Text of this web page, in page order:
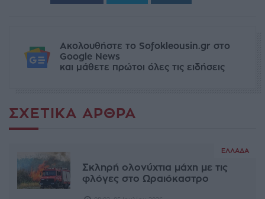
Ακολουθήστε το Sofokleousin.gr στο
Google News
και μάθετε πρώτοι όλες τις ειδήσεις
ΣΧΕΤΙΚΆ ΆΡΘΡΑ
ΕΛΛΆΔΑ
Σκληρή ολονύχτια μάχη με τις
φλόγες στο Ωραιόκαστρο